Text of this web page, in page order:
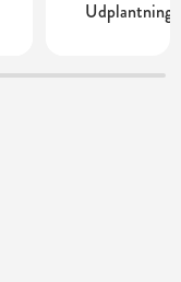
Udplantning